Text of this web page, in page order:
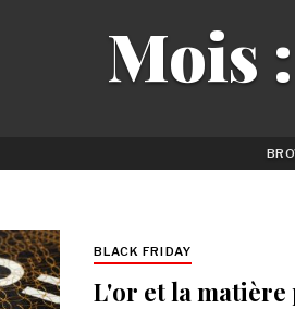
Mois :
BLACK FRIDAY
L'or et la